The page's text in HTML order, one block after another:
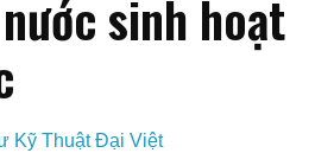
sinh hoạt
Kỹ Thuật Đại Việt